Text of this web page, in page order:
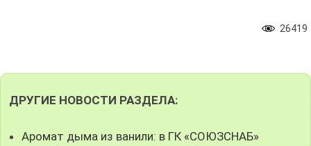
26419
ДРУГИЕ НОВОСТИ РАЗДЕЛА:
Аромат дыма из ванили: в ГК «СОЮЗСНАБ»